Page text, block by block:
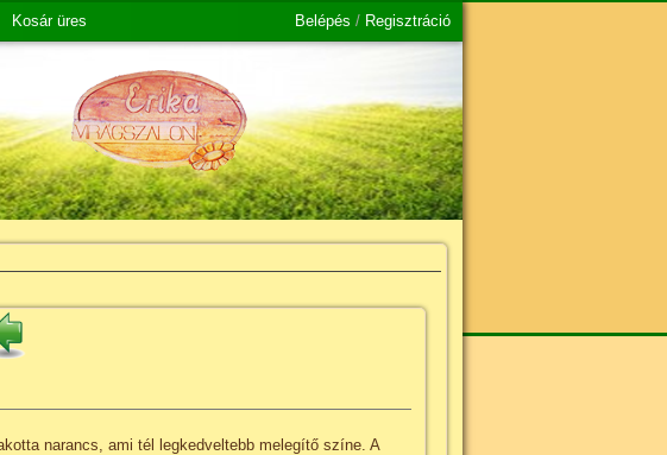
Kosár üres Belépés / Regisztráció
narancs, ami tél legkedveltebb melegítő színe. A